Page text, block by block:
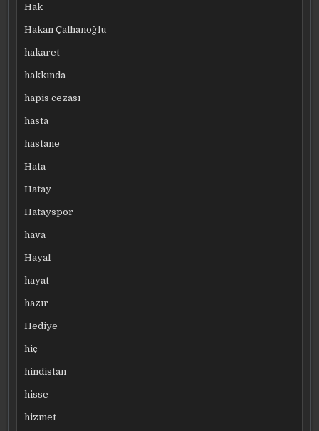
Hak
Hakan Çalhanoğlu
hakaret
hakkında
hapis cezası
hasta
hastane
Hata
Hatay
Hatayspor
hava
Hayal
hayat
hazır
Hediye
hiç
hindistan
hisse
hizmet